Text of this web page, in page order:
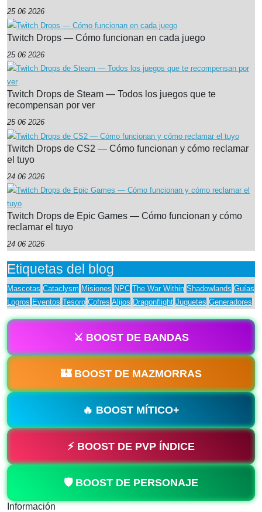
25 06 2026
Twitch Drops — Cómo funcionan en cada juego
25 06 2026
Twitch Drops de Steam — Todos los juegos que te
recompensan por ver
25 06 2026
Twitch Drops de CS2 — Cómo funcionan y cómo reclamar
el tuyo
24 06 2026
Twitch Drops de Epic Games — Cómo funcionan y cómo
reclamar el tuyo
24 06 2026
Etiquetas del blog
Mascotas Cataclysm Misiones NPC The War Within Shadowlands Guías
Logros Eventos Tesoro Cofres Alijos Dragonflight Juguetes Generadores
⚔️ BOOST DE BANDAS
🏰 BOOST DE MAZMORRAS
🔥 BOOST MÍTICO+
⚡ BOOST DE PVP ÍNDICE
🛡️ BOOST DE PERSONAJE
Información